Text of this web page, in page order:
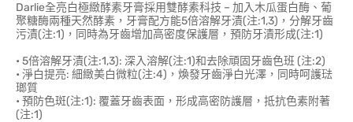
Darlie全亮白極緻酵素牙膏採用雙酵素科技 – 加入木瓜蛋白酶、葡
聚糖酶兩種天然酵素，牙膏配方能5倍溶解牙漬(注:1,3)，分解牙齒
污漬(注:1)，同時為牙齒增加高密度保護層，預防牙漬形成(注:1)
• 5倍溶解牙漬(注:1,3): 深入溶解(注:1)和去除頑固牙齒色班 (注:2)
• 淨白提亮: 細緻美白微粒(注:4)，煥發牙齒淨白光澤，同時呵護琺
瑯質
• 預防色斑(注:1): 覆蓋牙齒表面，形成高密防護層，抵抗色素附著
(注:1)